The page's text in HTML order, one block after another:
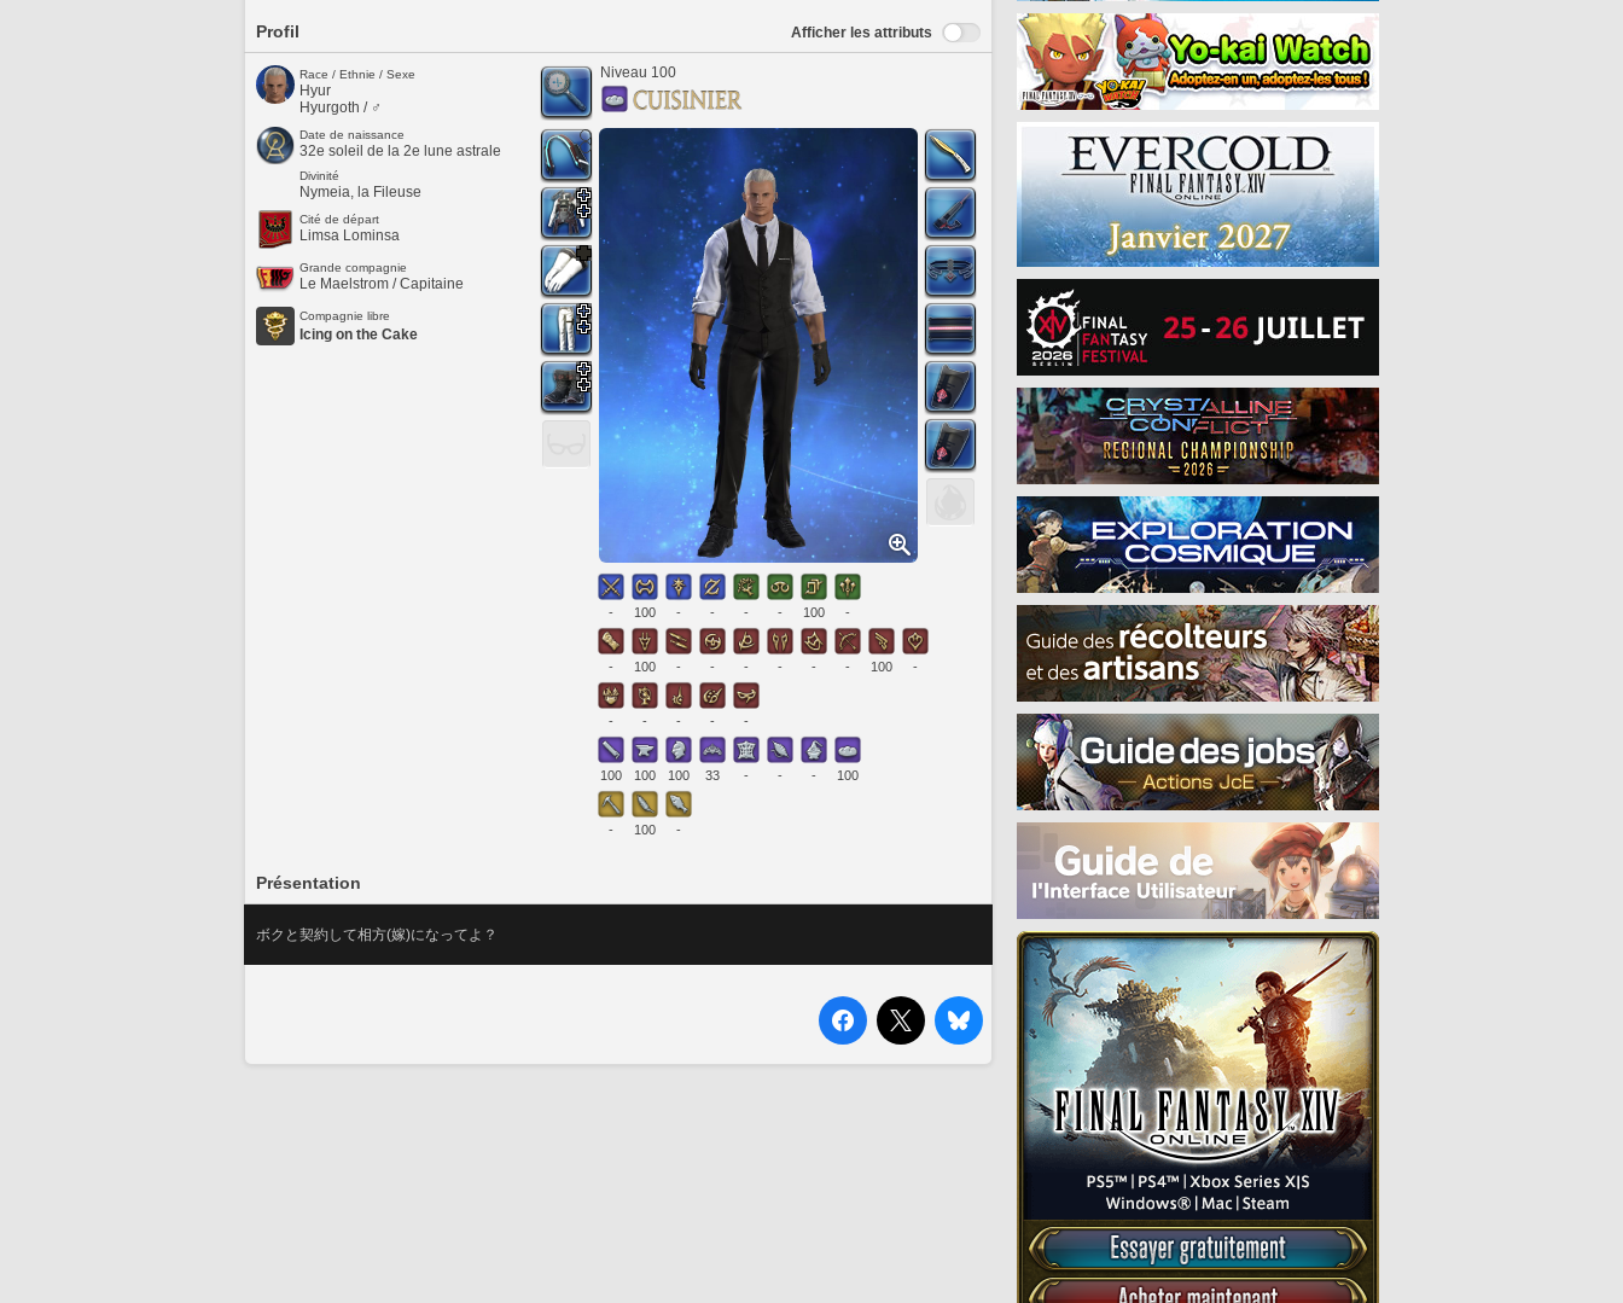
Profil Afficher les attributs
Race / Ethnie / Sexe
Hyur
Hyurgoth / ♂
Date de naissance
32e soleil de la 2e lune astrale
Divinité
Nymeia, la Fileuse
Cité de départ
Limsa Lominsa
Grande compagnie
Le Maelstrom / Capitaine
Compagnie libre
Icing on the Cake
Niveau 100
- 100 - - - - 100 -
- 100 - - - - - - 100 -
- - - - -
100 100 100 33 - - - 100
- 100 -
Présentation
ボクと契約して相方(嫁)になってよ？